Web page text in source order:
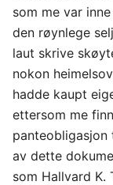
som me var
den røynlege
laut skrive
nokon
hadde kaupt
ettersom me
panteobligasjon
av dette
som Hallvard K.